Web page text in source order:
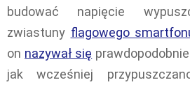
budować napięcie
zwiastuny flagowego
on nazywał się
jak wcześniej